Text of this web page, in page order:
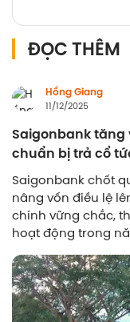
ĐỌC THÊM
Hồng Giang
11/12/2025
Saigonbank tăng
chuẩn bị trả cổ
Saigonbank chốt
nâng vốn điều lệ
chính vững chắc,
hoạt động trong